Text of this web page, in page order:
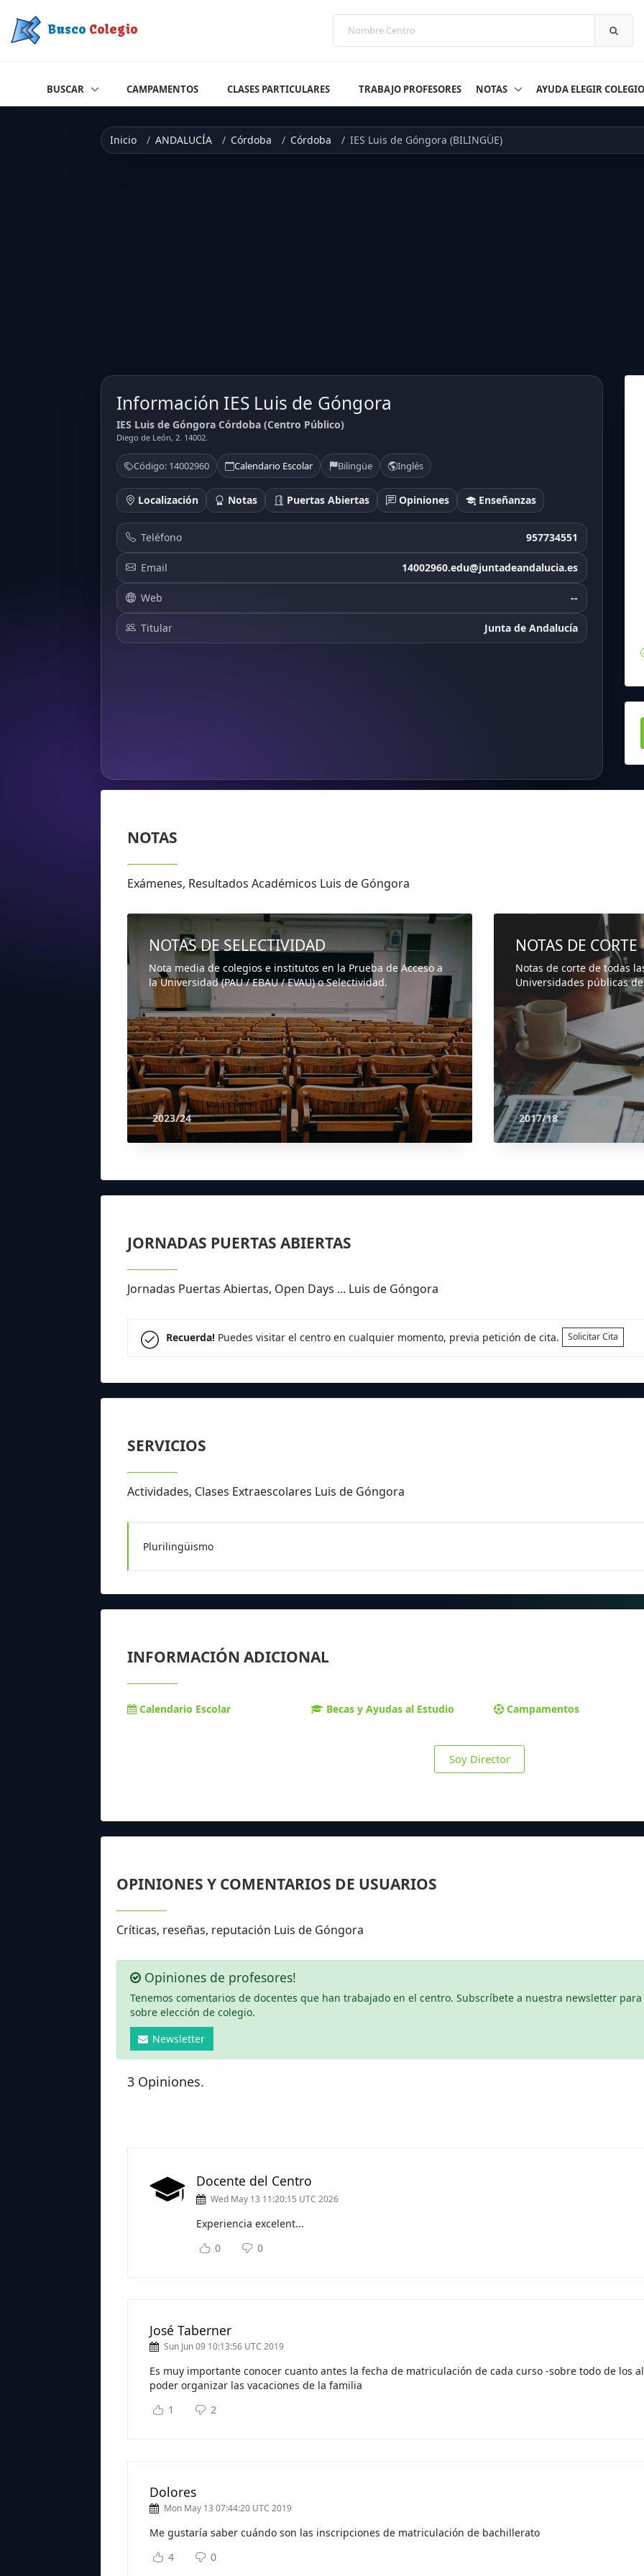
Busco Colegio
BUSCAR CAMPAMENTOS CLASES PARTICULARES TRABAJO PROFESORES NOTAS AYUDA ELEGIR
Inicio ANDALUCÍA Córdoba Córdoba IES Luis de Góngora (BILINGÜE)
Información IES Luis de Góngora
IES Luis de Góngora Córdoba (Centro Público)
Diego de León, 2. 14002.
Código: 14002960 Calendario Escolar Bilingüe Inglés
Localización Notas Puertas Abiertas Opiniones Enseñanzas
Teléfono 957734551
Email 14002960.edu@juntadeandalucia.es
Web --
Titular Junta de Andalucía
NOTAS
Exámenes, Resultados Académicos Luis de Góngora
NOTAS DE SELECTIVIDAD
Nota media de colegios e institutos en la Prueba de Acceso a
la Universidad (PAU / EBAU / EVAU) o Selectividad.
2023/24
NOTAS DE CORTE
Notas de corte de todas
Universidades públicas
2017/18
JORNADAS PUERTAS ABIERTAS
Jornadas Puertas Abiertas, Open Days ... Luis de Góngora
Recuerda!Puedes visitar el centro en cualquier momento, previa petición de cita. Solicitar Cita
SERVICIOS
Actividades, Clases Extraescolares Luis de Góngora
Plurilingüismo
INFORMACIÓN ADICIONAL
Calendario Escolar Becas y Ayudas al Estudio Campamentos
Soy Director
OPINIONES Y COMENTARIOS DE USUARIOS
Críticas, reseñas, reputación Luis de Góngora
Opiniones de profesores!
Tenemos comentarios de docentes que han trabajado en el centro. Subscríbete a nuestra newsletter
sobre elección de colegio.
Newsletter
3 Opiniones.
Docente del Centro
Wed May 13 11:20:15 UTC 2026
Experiencia excelent...
0
0
José Taberner
Sun Jun 09 10:13:56 UTC 2019
Es muy importante conocer cuanto antes la fecha de matriculación de cada curso -sobre todo de los
poder organizar las vacaciones de la familia
1
2
Dolores
Mon May 13 07:44:20 UTC 2019
Me gustaría saber cuándo son las inscripciones de matriculación de bachillerato
4
0